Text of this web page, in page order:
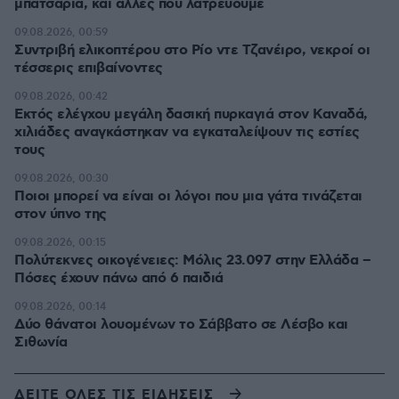
μπατσαριά, και άλλες που λατρεύουμε
Συντριβή ελικοπτέρου στο Ρίο ντε Τζανέιρο, νεκροί οι
τέσσερις επιβαίνοντες
09.08.2026, 00:59
Εκτός ελέγχου μεγάλη δασική πυρκαγιά στον Καναδά,
χιλιάδες αναγκάστηκαν να εγκαταλείψουν τις εστίες
τους
09.08.2026, 00:42
Ποιοι μπορεί να είναι οι λόγοι που μια γάτα τινάζεται
στον ύπνο της
09.08.2026, 00:30
Πολύτεκνες οικογένειες: Μόλις 23.097 στην Ελλάδα –
Πόσες έχουν πάνω από 6 παιδιά
09.08.2026, 00:15
Δύο θάνατοι λουομένων το Σάββατο σε Λέσβο και
Σιθωνία
09.08.2026, 00:14
ΔΕΙΤΕ ΟΛΕΣ ΤΙΣ ΕΙΔΗΣΕΙΣ